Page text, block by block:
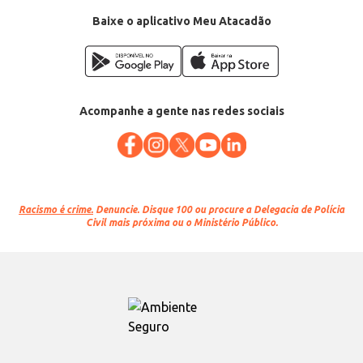
Baixe o aplicativo Meu Atacadão
Acompanhe a gente nas redes sociais
Racismo é crime. Denuncie. Disque 100 ou procure a Delegacia de Polícia
Civil mais próxima ou o Ministério Público.